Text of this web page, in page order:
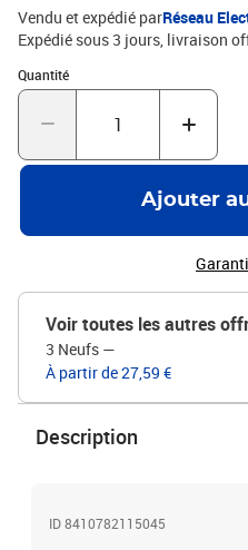
Vendu et expédié parRéseau
Expédié sous 3 jours livraison
Quantité
Quantité : 1
Ajouter
Voir toutes les autres
3 Neufs —
À partir de 27,59 €
Description
ID 8410782115045